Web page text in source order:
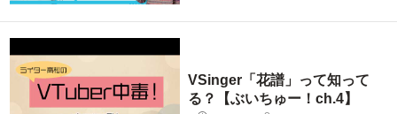
VSinger「花譜」って知って
る？【ぶいちゅー！ch.4】